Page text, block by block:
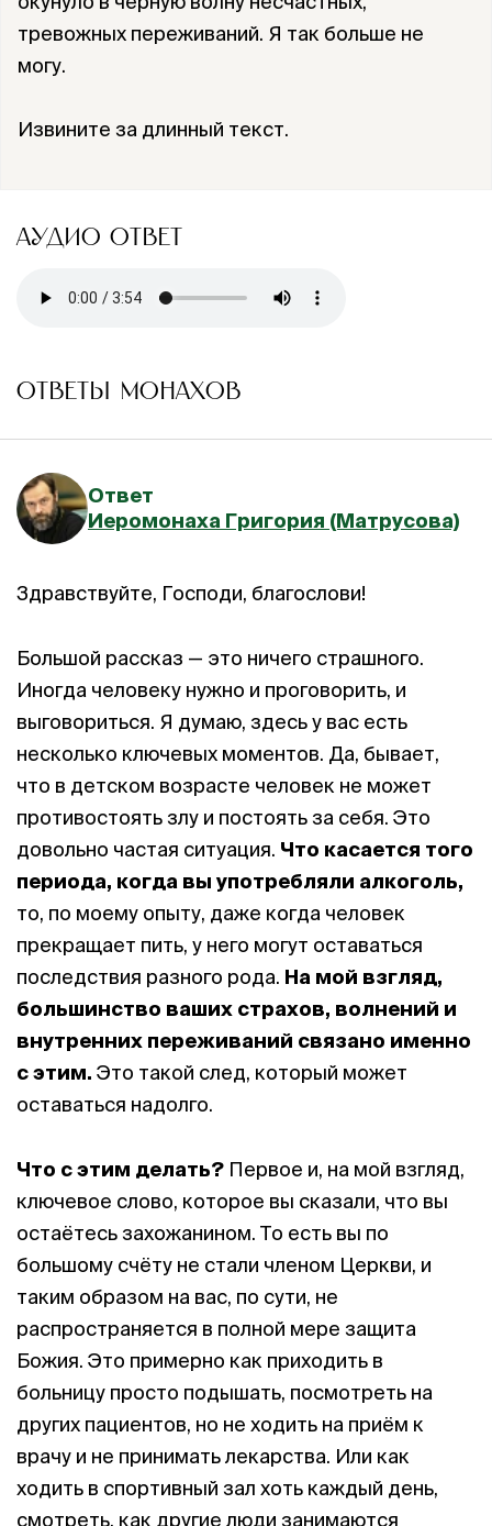
тревожных переживаний. Я так больше не
могу.
Извините за длинный текст.
АУДИО ОТВЕТ
ОТВЕТЫ МОНАХОВ
Ответ
Иеромонаха Григория (Матрусова)
Здравствуйте, Господи, благослови!
Большой рассказ — это ничего страшного.
Иногда человеку нужно и проговорить, и
выговориться. Я думаю, здесь у вас есть
несколько ключевых моментов. Да, бывает,
что в детском возрасте человек не может
противостоять злу и постоять за себя. Это
довольно частая ситуация. Что касается того
периода, когда вы употребляли алкоголь,
то, по моему опыту, даже когда человек
прекращает пить, у него могут оставаться
последствия разного рода. На мой взгляд,
большинство ваших страхов, волнений и
внутренних переживаний связано именно
с этим. Это такой след, который может
оставаться надолго.
Что с этим делать? Первое и, на мой взгляд,
ключевое слово, которое вы сказали, что вы
остаётесь захожанином. То есть вы по
большому счёту не стали членом Церкви, и
таким образом на вас, по сути, не
распространяется в полной мере защита
Божия. Это примерно как приходить в
больницу просто подышать, посмотреть на
других пациентов, но не ходить на приём к
врачу и не принимать лекарства. Или как
ходить в спортивный зал хоть каждый день,
смотреть, как другие люди занимаются